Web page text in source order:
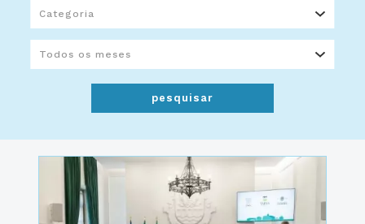
pesquisar